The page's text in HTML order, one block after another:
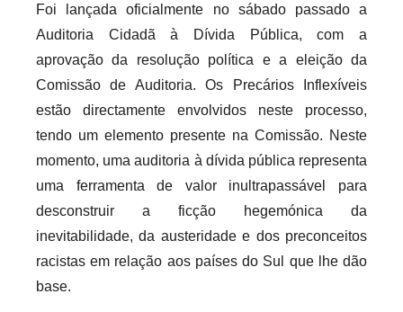
r
r
e
c
a
r
i
Foi lançada oficialmente no sábado passado a
Auditoria Cidadã à Dívida Pública, com a
aprovação da resolução política e a eleição da
Comissão de Auditoria. Os Precários Inflexíveis
estão directamente envolvidos neste processo,
tendo um elemento presente na Comissão. Neste
momento, uma auditoria à dívida pública representa
uma ferramenta de valor inultrapassável para
desconstruir a ficção hegemónica da
inevitabilidade, da austeridade e dos preconceitos
racistas em relação aos países do Sul que lhe dão
base.